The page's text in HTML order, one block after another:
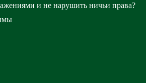
и не нарушить ничьи права?